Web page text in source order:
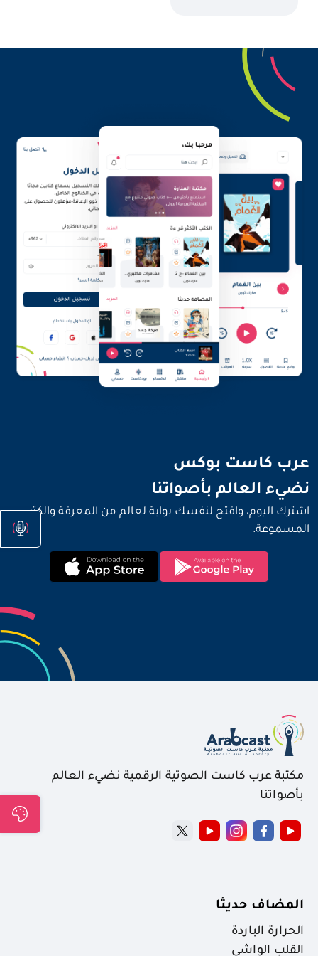
عرب كاست بوكس
نضيء العالم بأصواتنا
اشترك اليوم، وافتح لنفسك بوابة لعالم من المعرفة والكتب
المسموعة.
مكتبة عرب كاست الصوتية الرقمية نضيء العالم
بأصواتنا
المضاف حديثا
الحرارة الباردة
القلب الواشي